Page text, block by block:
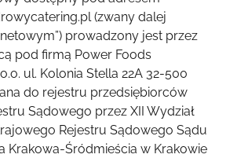
(zwany dalej
prowadzony jest przez
pod firmą Power Foods
ul. Kolonia Stella 22A 32-500
do rejestru przedsiębiorców
Sądowego przez XII Wydział
Rejestru Sądowego Sądu
Krakowa-Śródmieścia w Krakowie